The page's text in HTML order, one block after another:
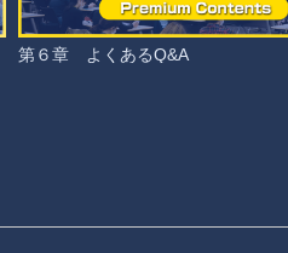
第６章 よくあるQ&A